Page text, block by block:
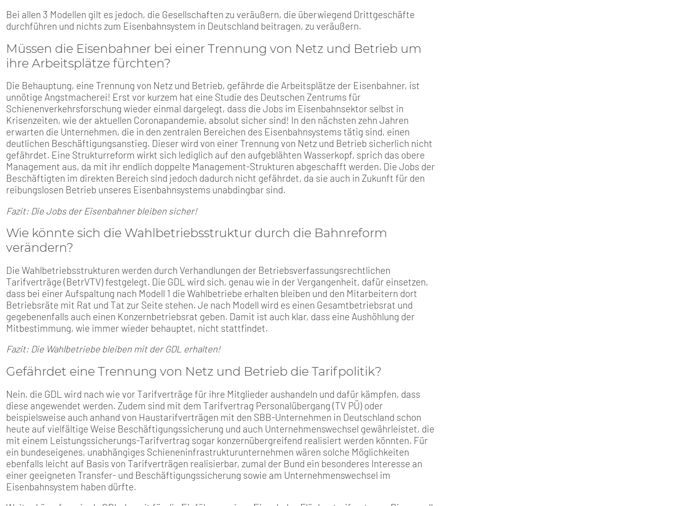
Bei allen 3 Modellen gilt es jedoch, die Gesellschaften zu veräußern, die überwiegend Drittgeschäfte
durchführen und nichts zum Eisenbahnsystem in Deutschland beitragen, zu veräußern.
Müssen die Eisenbahner bei einer Trennung von Netz und Betrieb um
ihre Arbeitsplätze fürchten?
Die Behauptung, eine Trennung von Netz und Betrieb, gefährde die Arbeitsplätze der Eisenbahner, ist
unnötige Angstmacherei! Erst vor kurzem hat eine Studie des Deutschen Zentrums für
Schienenverkehrsforschung wieder einmal dargelegt, dass die Jobs im Eisenbahnsektor selbst in
Krisenzeiten, wie der aktuellen Coronapandemie, absolut sicher sind! In den nächsten zehn Jahren
erwarten die Unternehmen, die in den zentralen Bereichen des Eisenbahnsystems tätig sind, einen
deutlichen Beschäftigungsanstieg. Dieser wird von einer Trennung von Netz und Betrieb sicherlich nicht
gefährdet. Eine Strukturreform wirkt sich lediglich auf den aufgeblähten Wasserkopf, sprich das obere
Management aus, da mit ihr endlich doppelte Management-Strukturen abgeschafft werden. Die Jobs der
Beschäftigten im direkten Bereich sind jedoch dadurch nicht gefährdet, da sie auch in Zukunft für den
reibungslosen Betrieb unseres Eisenbahnsystems unabdingbar sind.
Fazit: Die Jobs der Eisenbahner bleiben sicher!
Wie könnte sich die Wahlbetriebsstruktur durch die Bahnreform
verändern?
Die Wahlbetriebsstrukturen werden durch Verhandlungen der Betriebsverfassungsrechtlichen
Tarifverträge (BetrVTV) festgelegt. Die GDL wird sich, genau wie in der Vergangenheit, dafür einsetzen,
dass bei einer Aufspaltung nach Modell 1 die Wahlbetriebe erhalten bleiben und den Mitarbeitern dort
Betriebsräte mit Rat und Tat zur Seite stehen. Je nach Modell wird es einen Gesamtbetriebsrat und
gegebenenfalls auch einen Konzernbetriebsrat geben. Damit ist auch klar, dass eine Aushöhlung der
Mitbestimmung, wie immer wieder behauptet, nicht stattfindet.
Fazit: Die Wahlbetriebe bleiben mit der GDL erhalten!
Gefährdet eine Trennung von Netz und Betrieb die Tarifpolitik?
Nein, die GDL wird nach wie vor Tarifverträge für ihre Mitglieder aushandeln und dafür kämpfen, dass
diese angewendet werden. Zudem sind mit dem Tarifvertrag Personalübergang (TV PÜ) oder
beispielsweise auch anhand von Haustarifverträgen mit den SBB-Unternehmen in Deutschland schon
heute auf vielfältige Weise Beschäftigungssicherung und auch Unternehmenswechsel gewährleistet, die
mit einem Leistungssicherungs-Tarifvertrag sogar konzernübergreifend realisiert werden könnten. Für
ein bundeseigenes, unabhängiges Schieneninfrastrukturunternehmen wären solche Möglichkeiten
ebenfalls leicht auf Basis von Tarifverträgen realisierbar, zumal der Bund ein besonderes Interesse an
einer geeigneten Transfer- und Beschäftigungssicherung sowie am Unternehmenswechsel im
Eisenbahnsystem haben dürfte.